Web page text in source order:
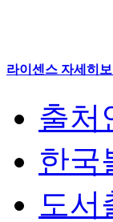
라이센스 자세히보
출처
한국
도서